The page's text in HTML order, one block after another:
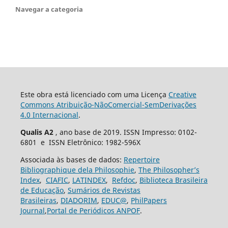
Navegar a categoria
Este obra está licenciado com uma Licença Creative
Commons Atribuição-NãoComercial-SemDerivações
4.0 Internacional.
Qualis A2 , ano base de 2019. ISSN Impresso: 0102-
6801 e ISSN Eletrônico: 1982-596X
Associada às bases de dados: Repertoire
Bibliographique dela Philosophie, The Philosopher’s
Index, CIAFIC, LATINDEX, Refdoc, Biblioteca Brasileira
de Educação, Sumários de Revistas
Brasileiras, DIADORIM, EDUC@, PhilPapers
Journal,Portal de Periódicos ANPOF.